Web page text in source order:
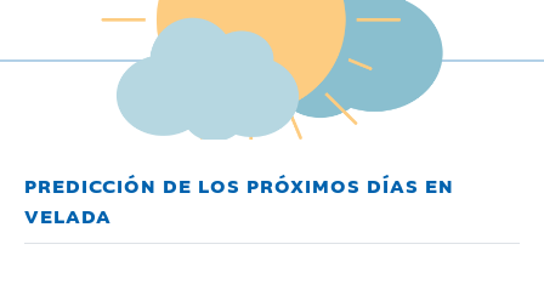
PREDICCIÓN DE LOS PRÓXIMOS DÍAS EN
VELADA